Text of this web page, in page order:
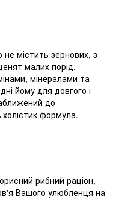
містить зернових, з
малих порід.
мінералами та
йому для довгого і
до
формула.
рибний раціон,
Вашого улюбленця на